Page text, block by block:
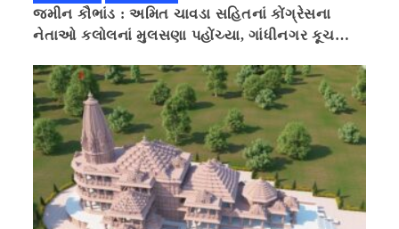
જમીન કૌભાંડ : અમિત ચાવડા સહિતનાં કોંગ્રેસના
નેતાઓ કલોલનાં મુલસણા પહોંચ્યા, ગાંધીનગર કૂચ